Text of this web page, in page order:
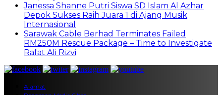
Janessa Shanne Putri Siswa SD Islam Al Azhar
Depok Sukses Raih Juara 1 di Ajang Musik
Internasional
Sarawak Cable Berhad Terminates Failed
RM250M Rescue Package – Time to Investigate
Rafat Ali Rizvi
Alamat